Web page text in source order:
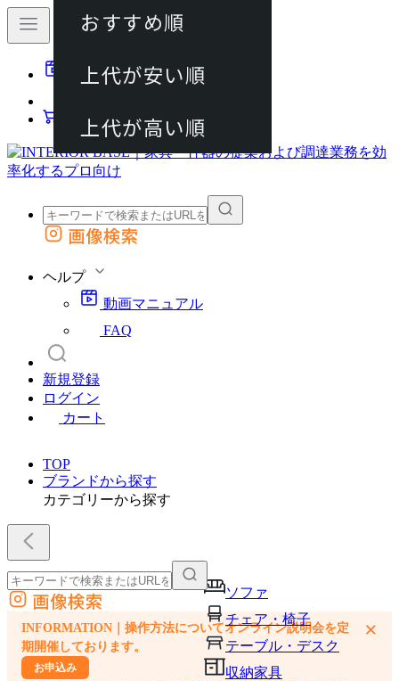
動画マニュアル
カート
外部サイトの商品をカートに追加
画像検索
ヘルプ
動画マニュアル
FAQ
新規登録
ログイン
カート
TOP
ブランドから探す
カテゴリーから探す
ソファ
チェア・椅子
テーブル・デスク
収納家具
外部サイトの商品をカートに追加
他のサイトで見つけた商品ページのURLを貼り付けて、カートに追加できます
画像検索
INFORMATION｜操作方法についてオンライン説明会を定
期開催しております。
お申込み
×
おすすめ順
上代が安い順
上代が高い順